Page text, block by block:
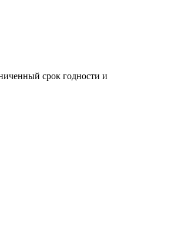
срок годности и